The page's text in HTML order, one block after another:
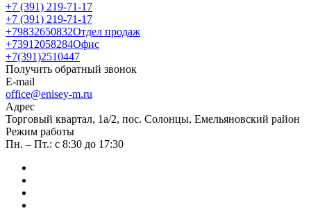
+7 (391) 219-71-17
+7 (391) 219-71-17
+79832650832Отдел продаж
+73912058284Офис
+7(391)2510447
Получить обратный звонок
E-mail
office@enisey-m.ru
Адрес
​Торговый квартал, 1а/2, пос. Солонцы, Емельяновский район
Режим работы
Пн. – Пт.: с 8:30 до 17:30